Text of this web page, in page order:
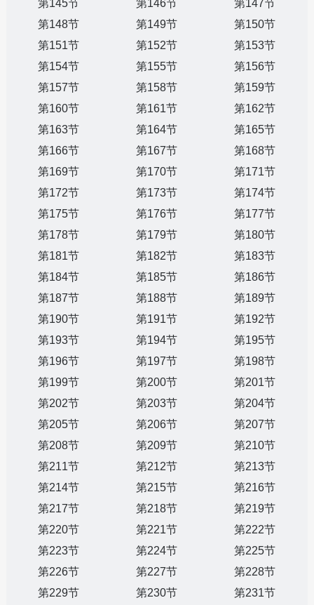
第145节 第146节
第147节
第148节
第149节
第150节
第151节
第152节
第153节
第154节
第155节
第156节
第157节
第158节
第159节
第160节
第161节
第162节
第163节
第164节
第165节
第166节
第167节
第168节
第169节
第170节
第171节
第172节
第173节
第174节
第175节
第176节
第177节
第178节
第179节
第180节
第181节
第182节
第183节
第184节
第185节
第186节
第187节
第188节
第189节
第190节
第191节
第192节
第193节
第194节
第195节
第196节
第197节
第198节
第199节
第200节
第201节
第202节
第203节
第204节
第205节
第206节
第207节
第208节
第209节
第210节
第211节
第212节
第213节
第214节
第215节
第216节
第217节
第218节
第219节
第220节
第221节
第222节
第223节
第224节
第225节
第226节
第227节
第228节
第229节
第230节
第231节